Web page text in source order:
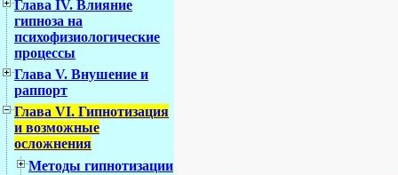
Глава IV. Влияние
гипноза на
психофизиологические
процессы
Глава V. Внушение и
раппорт
Глава VI. Гипнотизация
и возможные
осложнения
Методы гипнотизации